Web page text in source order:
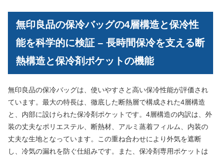
無印良品の保冷バッグの4層構造と保冷性
能を科学的に検証 – 長時間保冷を支える断
熱構造と保冷剤ポケットの機能
無印良品の保冷バッグは、使いやすさと高い保冷性能が評価され
ています。最大の特長は、徹底した断熱層で構成された4層構造
と、内部に設けられた保冷剤ポケットです。4層構造の内訳は、外
装の丈夫なポリエステル、断熱材、アルミ蒸着フィルム、内装の
丈夫な生地となっています。この重ね合わせにより外気を遮断
し、冷気の漏れを防ぐ仕組みです。また、保冷剤専用ポケットは